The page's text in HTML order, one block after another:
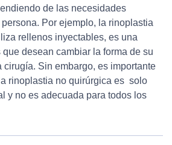
de las necesidades
Por ejemplo, la rinoplastia
rellenos inyectables, es una
desean cambiar la forma de su
cirugía. Sin embargo, es importante
rinoplastia no quirúrgica es solo
y no es adecuada para todos los